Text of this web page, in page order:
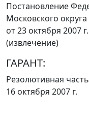
Постановление
Московского округа
от 23 октября 2007
(извлечение)
ГАРАНТ:
Резолютивная
16 октября 2007 г.